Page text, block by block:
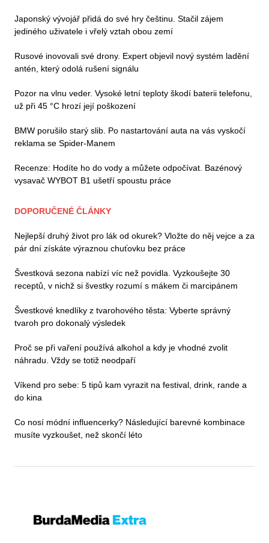
Japonský vývojář přidá do své hry češtinu. Stačil zájem
jediného uživatele i vřelý vztah obou zemí
Rusové inovovali své drony. Expert objevil nový systém ladění
antén, který odolá rušení signálu
Pozor na vlnu veder. Vysoké letní teploty škodí baterii telefonu,
už při 45 °C hrozí její poškození
BMW porušilo starý slib. Po nastartování auta na vás vyskočí
reklama se Spider-Manem
Recenze: Hodíte ho do vody a můžete odpočívat. Bazénový
vysavač WYBOT B1 ušetří spoustu práce
DOPORUČENÉ ČLÁNKY
Nejlepší druhý život pro lák od okurek? Vložte do něj vejce a za
pár dní získáte výraznou chuťovku bez práce
Švestková sezona nabízí víc než povidla. Vyzkoušejte 30
receptů, v nichž si švestky rozumí s mákem či marcipánem
Švestkové knedlíky z tvarohového těsta: Vyberte správný
tvaroh pro dokonalý výsledek
Proč se při vaření používá alkohol a kdy je vhodné zvolit
náhradu. Vždy se totiž neodpaří
Víkend pro sebe: 5 tipů kam vyrazit na festival, drink, rande a
do kina
Co nosí módní influencerky? Následující barevné kombinace
musíte vyzkoušet, než skončí léto